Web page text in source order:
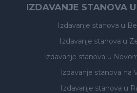
IZDAVANJE STANOVA
Izdavanje stanova u
Izdavanje stanova u
Izdavanje stanova u
Izdavanje stanova na
Izdavanje stanova u